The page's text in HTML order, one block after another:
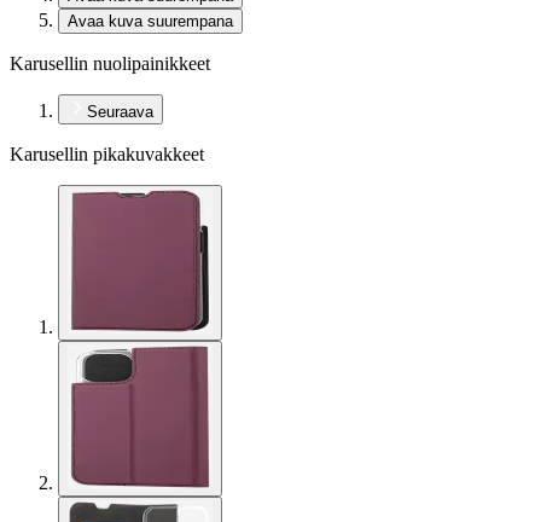
Avaa kuva suurempana
Karusellin nuolipainikkeet
Seuraava
Karusellin pikakuvakkeet